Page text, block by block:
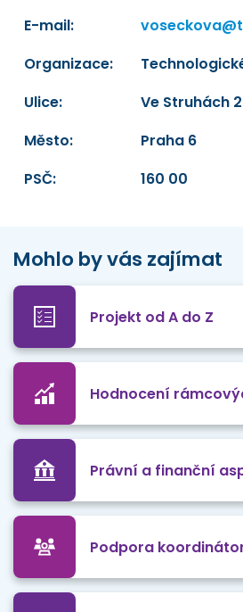
E-mail:
Organizace:
Ulice:
Ve Struhách
Město:
Praha 6
PSČ:
160 00
Mohlo by vás zajímat
Projekt od A do Z
Hodnocení
Právní a finanční
Podpora